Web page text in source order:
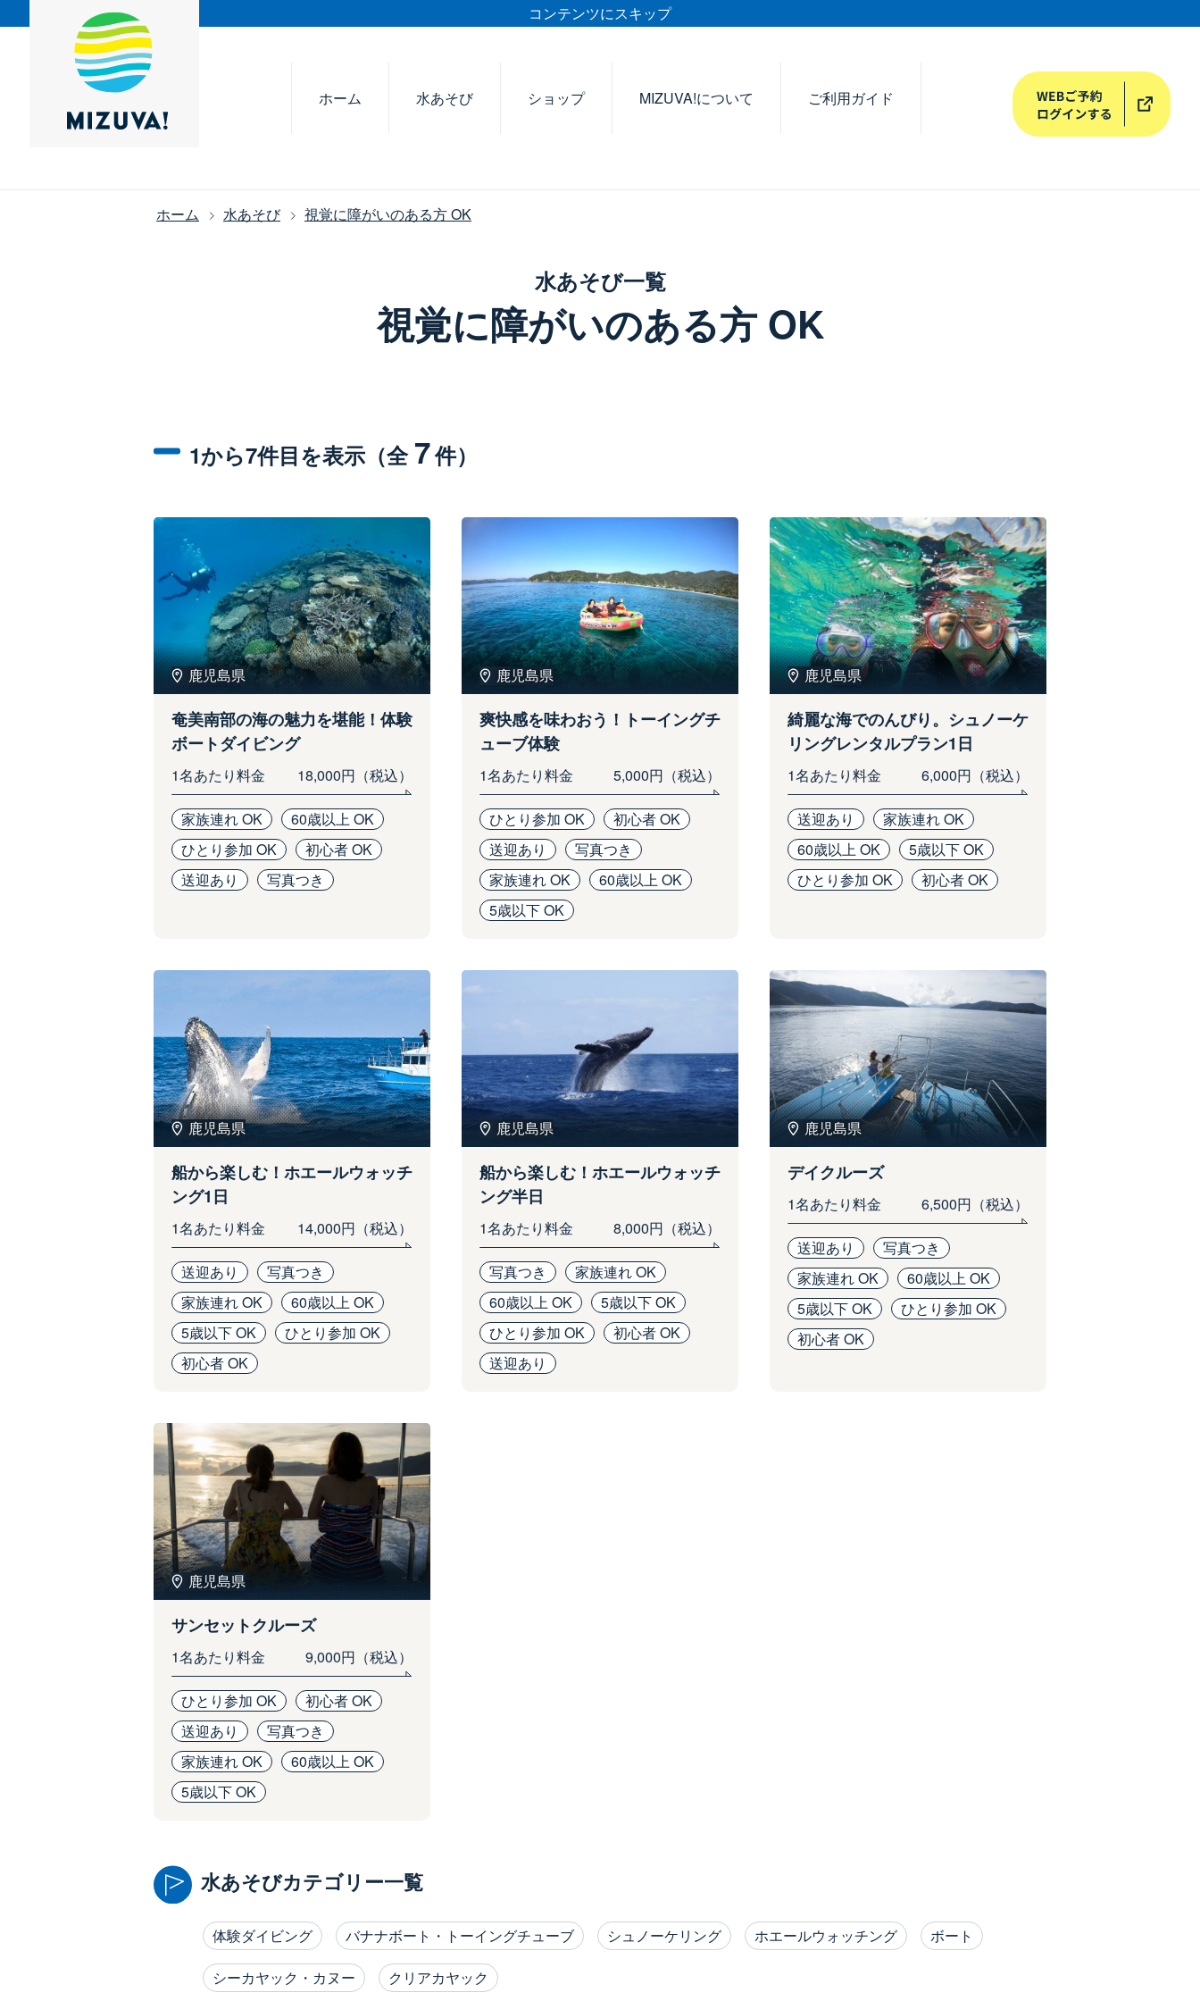
コンテンツにスキップ
ホーム 水あそび ショップ MIZUVA!について ご利用ガイド
ホーム 水あそび 視覚に障がいのある方 OK
水あそび一覧
視覚に障がいのある方 OK
1から7件目を表示（全 7件）
奄美南部の海の魅力を堪能！体験
ボートダイビング
1名あたり料金 18,000円（税込）
家族連れ OK
60歳以上 OK
ひとり参加 OK
初心者 OK
送迎あり
写真つき
鹿児島県
爽快感を味わおう！トーイングチ
ューブ体験
1名あたり料金 5,000円（税込）
ひとり参加 OK
初心者 OK
送迎あり
写真つき
家族連れ OK
60歳以上 OK
5歳以下 OK
鹿児島県
綺麗な海でのんびり。シュノーケ
リングレンタルプラン1日
1名あたり料金 6,000円（税込）
送迎あり
家族連れ OK
60歳以上 OK
5歳以下 OK
ひとり参加 OK
初心者 OK
鹿児島県
船から楽しむ！ホエールウォッチ
ング1日
1名あたり料金 14,000円（税込）
送迎あり
写真つき
家族連れ OK
60歳以上 OK
5歳以下 OK
ひとり参加 OK
初心者 OK
鹿児島県
船から楽しむ！ホエールウォッチ
ング半日
1名あたり料金 8,000円（税込）
写真つき
家族連れ OK
60歳以上 OK
5歳以下 OK
ひとり参加 OK
初心者 OK
送迎あり
鹿児島県
デイクルーズ
1名あたり料金 6,500円（税込）
送迎あり
写真つき
家族連れ OK
60歳以上 OK
5歳以下 OK
ひとり参加 OK
初心者 OK
鹿児島県
サンセットクルーズ
1名あたり料金 9,000円（税込）
ひとり参加 OK
初心者 OK
送迎あり
写真つき
家族連れ OK
60歳以上 OK
5歳以下 OK
鹿児島県
水あそびカテゴリー一覧
体験ダイビング バナナボート・トーイングチューブ シュノーケリング ホエールウォッチング ボート
シーカヤック・カヌー クリアカヤック